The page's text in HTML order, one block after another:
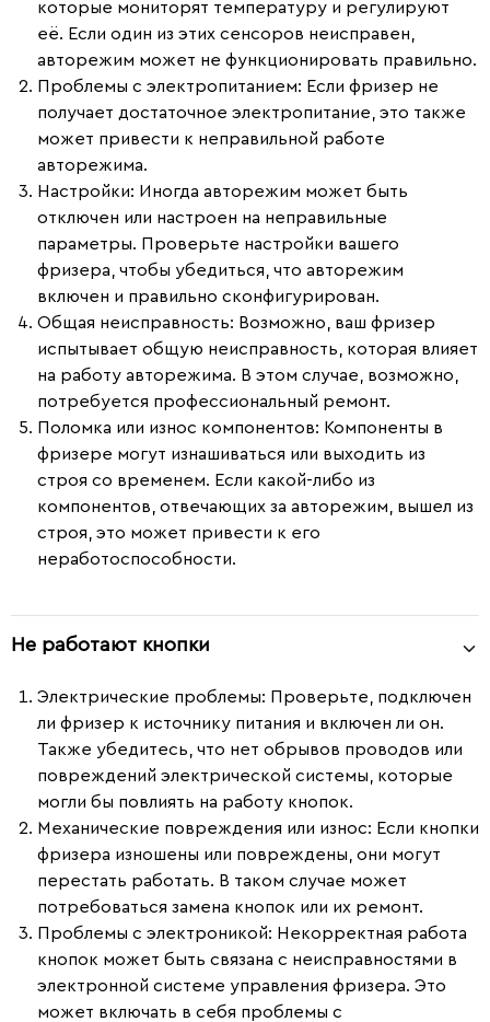
которые мониторят температуру и регулируют
её. Если один из этих сенсоров неисправен,
авторежим может не функционировать правильно.
Проблемы с электропитанием: Если фризер не
получает достаточное электропитание, это также
может привести к неправильной работе
авторежима.
Настройки: Иногда авторежим может быть
отключен или настроен на неправильные
параметры. Проверьте настройки вашего
фризера, чтобы убедиться, что авторежим
включен и правильно сконфигурирован.
Общая неисправность: Возможно, ваш фризер
испытывает общую неисправность, которая влияет
на работу авторежима. В этом случае, возможно,
потребуется профессиональный ремонт.
Поломка или износ компонентов: Компоненты в
фризере могут изнашиваться или выходить из
строя со временем. Если какой-либо из
компонентов, отвечающих за авторежим, вышел из
строя, это может привести к его
неработоспособности.
Не работают кнопки
Электрические проблемы: Проверьте, подключен
ли фризер к источнику питания и включен ли он.
Также убедитесь, что нет обрывов проводов или
повреждений электрической системы, которые
могли бы повлиять на работу кнопок.
Механические повреждения или износ: Если кнопки
фризера изношены или повреждены, они могут
перестать работать. В таком случае может
потребоваться замена кнопок или их ремонт.
Проблемы с электроникой: Некорректная работа
кнопок может быть связана с неисправностями в
электронной системе управления фризера. Это
может включать в себя проблемы с